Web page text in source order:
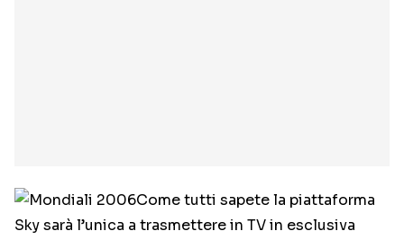
Come tutti sapete la piattaforma
Sky sarà l’unica a trasmettere in TV in esclusiva